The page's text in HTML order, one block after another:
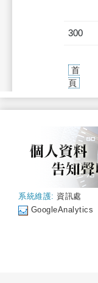
300
首
頁
系統維護: 資訊處
GoogleAnalytics